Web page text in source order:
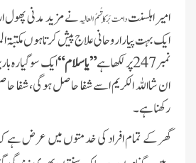
امیر اہلسنتدامت بَرَکَاتُہمُ العالیہنے مزید مدنی پھول
ایک بہت پیارا روحانی علاج پیش کرتا ہوں مکتبۃ
نمبر 247 پر لکھا ہے
”یاسلام“ایک سو گیارہ
ان شااللہ الکریم اسے شفا حاصل ہوگی،
رکھنا ہے۔
گھر کے تمام افراد کی خدمتوں میں عرض ہے